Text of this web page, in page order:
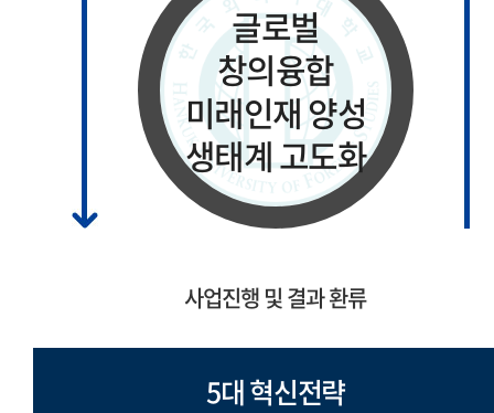
글로벌
창의융합
미래인재 양성
생태계 고도화
사업진행 및 결과 환류
5대 혁신전략